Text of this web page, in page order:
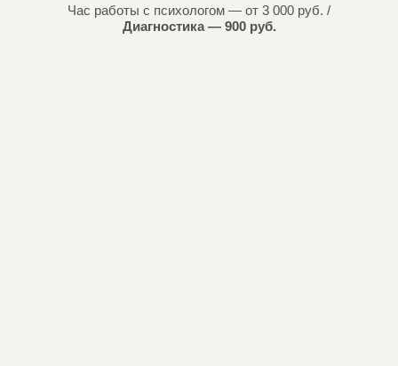
Час работы с психологом — от 3 000 руб. /
Диагностика — 900 руб.